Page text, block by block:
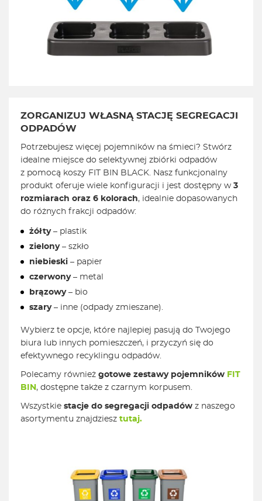
ZORGANIZUJ WŁASNĄ STACJĘ SEGREGACJI
ODPADÓW
Potrzebujesz więcej pojemników na śmieci? Stwórz
idealne miejsce do selektywnej zbiórki odpadów
z pomocą koszy FIT BIN BLACK. Nasz funkcjonalny
produkt oferuje wiele konfiguracji i jest dostępny w 3
rozmiarach oraz 6 kolorach, idealnie dopasowanych
do różnych frakcji odpadów:
żółty– plastik
zielony– szkło
niebieski – papier
czerwony– metal
brązowy– bio
szary– inne (odpady zmieszane).
Wybierz te opcje, które najlepiej pasują do Twojego
biura lub innych pomieszczeń, i przyczyń się do
efektywnego recyklingu odpadów.
Polecamy również gotowe zestawy pojemników FIT
BIN , dostępne także z czarnym korpusem.
Wszystkie stacje do segregacji odpadów z naszego
asortymentu znajdziesz tutaj.